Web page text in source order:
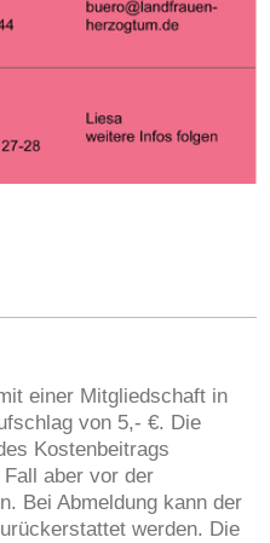
einer Mitgliedschaft in
von 5,- €. Die
Kostenbeitrags
aber vor der
Bei Abmeldung kann der
werden. Die